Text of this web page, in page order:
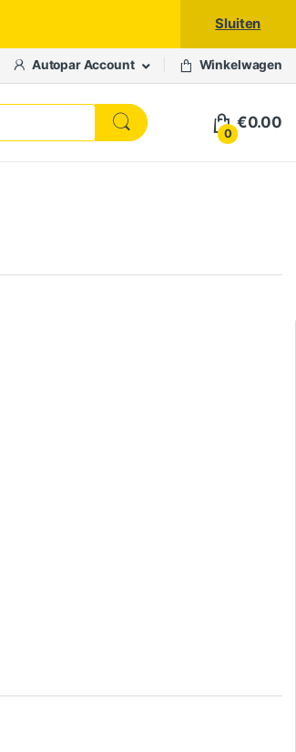
Sluiten
Autopar Account Winkelwagen
0
€0.00